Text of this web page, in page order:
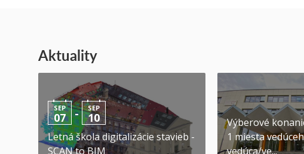
Aktuality
SEP
07 - SEP
10
Letná škola digitalizácie stavieb -
SCAN to BIM
Výberové
1 miesta
vedúca/ve...